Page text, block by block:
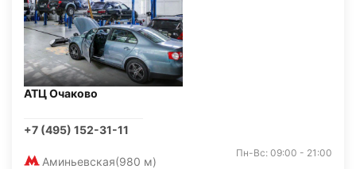
АТЦ Очаково
+7 (495) 152-31-11
Аминьевская(980 м)
Пн-Вс: 09:00 - 21:00